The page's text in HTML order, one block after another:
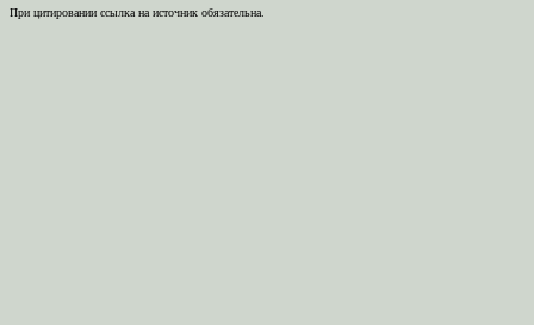
При цитировании ссылка на источник обязательна.